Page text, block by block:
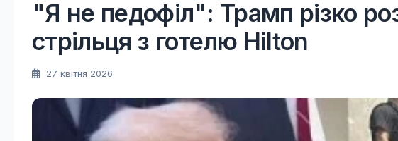
"Я не педофіл": Трамп різко
стрільця з готелю Hilton
27 квітня 2026